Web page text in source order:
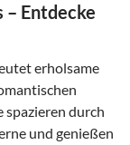
– Entdecke
erholsame
spazieren durch
und genießen